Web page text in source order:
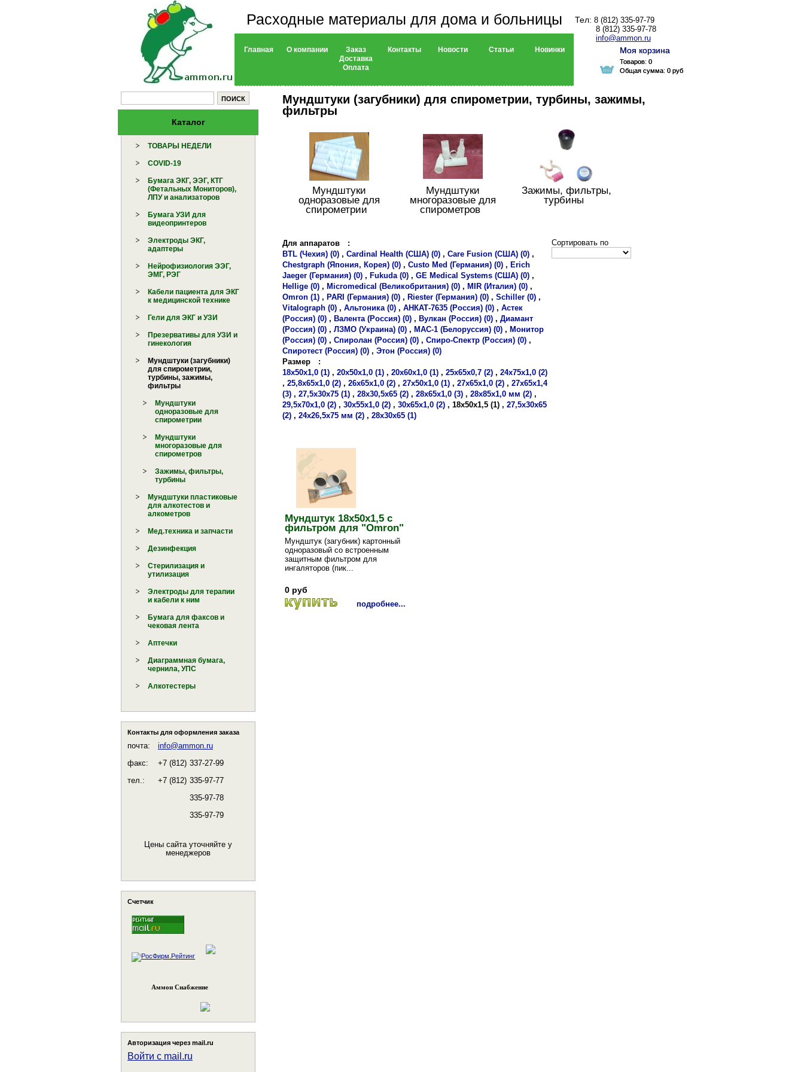
Расходные материалы для дома и больницы Тел: 8 (812) 335-97-79
8 (812) 335-97-78
info@ammon.ru
Моя корзина
Товаров: 0
Общая сумма: 0 руб
Главная О компании
Заказ
Доставка
Оплата
Контакты Новости Статьи Новинки Моя корзина
Товаров: 0
Общая сумма: 0 руб
Каталог
ТОВАРЫ НЕДЕЛИ
COVID-19
Бумага ЭКГ, ЭЭГ, КТГ
(Фетальных Мониторов),
ЛПУ и анализаторов
Бумага УЗИ для
видеопринтеров
Электроды ЭКГ,
адаптеры
Нейрофизиология ЭЭГ,
ЭМГ, РЭГ
Кабели пациента для ЭКГ
к медицинской технике
Гели для ЭКГ и УЗИ
Презервативы для УЗИ и
гинекология
Мундштуки (загубники)
для спирометрии,
турбины, зажимы,
фильтры
Мундштуки
одноразовые для
спирометрии
Мундштуки
многоразовые для
спирометров
Зажимы, фильтры,
турбины
Мундштуки пластиковые
для алкотестов и
алкометров
Мед.техника и запчасти
Дезинфекция
Стерилизация и
утилизация
Электроды для терапии
и кабели к ним
Бумага для факсов и
чековая лента
Аптечки
Диаграммная бумага,
чернила, УПС
Алкотестеры
Контакты для оформления заказа
почта:
info@ammon.ru
факс:
+7 (812) 337-27-99
тел.:
+7 (812) 335-97-77
335-97-78
335-97-79
Цены сайта уточняйте у
менеджеров
Счетчик
Аммон Снабжение
Авторизация через mail.ru
Войти с mail.ru
Мундштуки (загубники) для спирометрии, турбины, зажимы,
фильтры
Мундштуки
одноразовые для
спирометрии
Мундштуки
многоразовые для
спирометров
Зажимы, фильтры,
турбины
Для аппаратов
:
BTL (Чехия) (0) , Cardinal Health (США) (0) , Care Fusion (США) (0) ,
Chestgraph (Япония, Корея) (0) , Custo Med (Германия) (0) , Erich
Jaeger (Германия) (0) , Fukuda (0) , GE Medical Systems (США) (0) ,
Hellige (0) , Micromedical (Великобритания) (0) , MIR (Италия) (0) ,
Omron (1) , PARI (Германия) (0) , Riester (Германия) (0) , Schiller (0) ,
Vitalograph (0) , Альтоника (0) , АНКАТ-7635 (Россия) (0) , Астек
(Россия) (0) , Валента (Россия) (0) , Вулкан (Россия) (0) , Диамант
(Россия) (0) , ЛЗМО (Украина) (0) , МАС-1 (Белоруссия) (0) , Монитор
(Россия) (0) , Спиролан (Россия) (0) , Спиро-Спектр (Россия) (0) ,
Спиротест (Россия) (0) , Этон (Россия) (0)
Размер
:
18х50х1,0 (1) , 20х50х1,0 (1) , 20х60х1,0 (1) , 25х65х0,7 (2) , 24х75х1,0 (2)
, 25,8х65х1,0 (2) , 26х65х1,0 (2) , 27х50х1,0 (1) , 27х65х1,0 (2) , 27х65х1,4
(3) , 27,5х30х75 (1) , 28х30,5х65 (2) , 28х65х1,0 (3) , 28х85х1,0 мм (2) ,
29,5х70х1,0 (2) , 30х55х1,0 (2) , 30х65х1,0 (2) , 18х50х1,5 (1) , 27,5х30х65
(2) , 24х26,5х75 мм (2) , 28х30х65 (1)
Сортировать по
Мундштук 18х50х1,5 с
фильтром для "Omron"
Мундштук (загубник) картонный
одноразовый со встроенным
защитным фильтром для
ингаляторов (пик...
0 руб
подробнее...